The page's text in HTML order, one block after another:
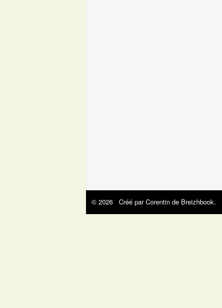
© 2026 Créé parCorentin de Breizhbook.